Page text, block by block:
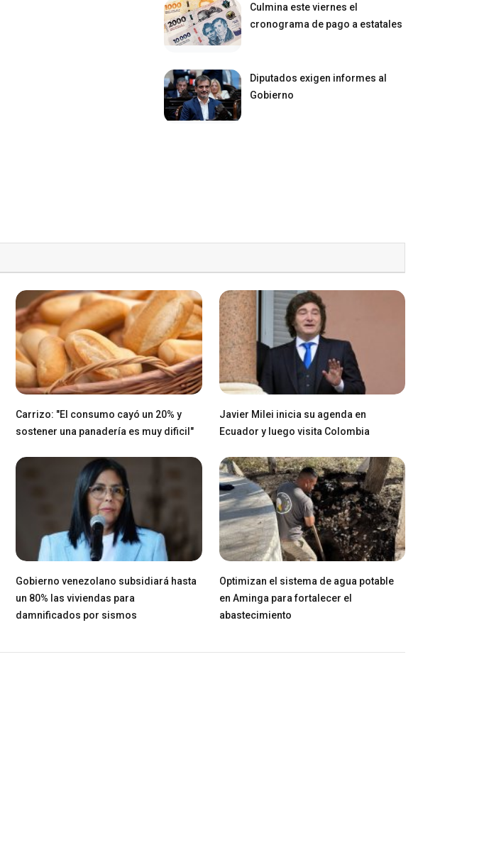
Culmina este viernes el
cronograma de pago a estatales
Diputados exigen informes al
Gobierno
Carrizo: "El consumo cayó un 20% y
sostener una panadería es muy dificil"
Javier Milei inicia su agenda en
Ecuador y luego visita Colombia
Gobierno venezolano subsidiará hasta
un 80% las viviendas para
damnificados por sismos
Optimizan el sistema de agua potable
en Aminga para fortalecer el
abastecimiento